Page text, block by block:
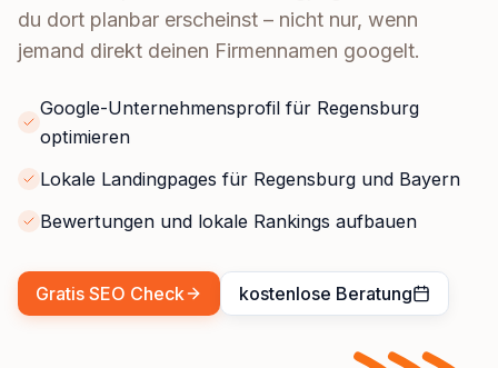
du dort planbar erscheinst – nicht nur, wenn
jemand direkt deinen Firmennamen googelt.
Google-Unternehmensprofil für Regensburg
optimieren
Lokale Landingpages für Regensburg und Bayern
Bewertungen und lokale Rankings aufbauen
Gratis SEO Check kostenlose Beratung